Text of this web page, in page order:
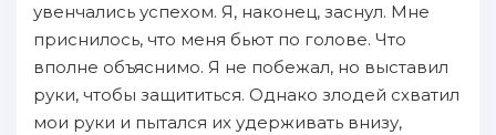
увенчались успехом. Я, наконец, заснул. Мне
приснилось, что меня бьют по голове. Что
вполне объяснимо. Я не побежал, но выставил
руки, чтобы защититься. Однако злодей схватил
мои руки и пытался их удерживать внизу,